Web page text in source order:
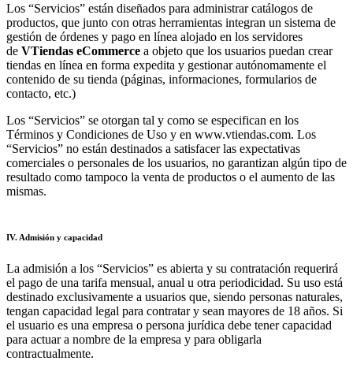
Los “Servicios” están diseñados para administrar catálogos de
productos, que junto con otras herramientas integran un sistema de
gestión de órdenes y pago en línea alojado en los servidores
de VTiendas eCommerce a objeto que los usuarios puedan crear
tiendas en línea en forma expedita y gestionar autónomamente el
contenido de su tienda (páginas, informaciones, formularios de
contacto, etc.)
Los “Servicios” se otorgan tal y como se especifican en los
Términos y Condiciones de Uso y en www.vtiendas.com. Los
“Servicios” no están destinados a satisfacer las expectativas
comerciales o personales de los usuarios, no garantizan algún tipo de
resultado como tampoco la venta de productos o el aumento de las
mismas.
IV. Admisión y capacidad
La admisión a los “Servicios” es abierta y su contratación requerirá
el pago de una tarifa mensual, anual u otra periodicidad. Su uso está
destinado exclusivamente a usuarios que, siendo personas naturales,
tengan capacidad legal para contratar y sean mayores de 18 años. Si
el usuario es una empresa o persona jurídica debe tener capacidad
para actuar a nombre de la empresa y para obligarla
contractualmente.